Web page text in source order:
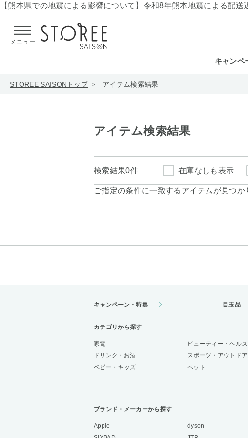
【熊本県での地震による影響について】 令和8年熊本地震による配送
メニュー
キャンペ
STOREE SAISONトップ アイテム検索結果
アイテム検索結果
検索結果0件 在庫なしも表示
ご指定の条件に一致するアイテムが見つか
キャンペーン・特集 目玉品
カテゴリから探す
家電 ビューティー・ヘル
ドリンク・お酒
スポーツ・アウトドア
ベビー・キッズ
ペット
ブランド・メーカーから探す
Apple dyson